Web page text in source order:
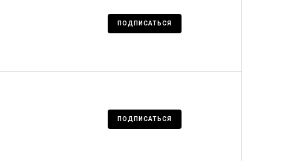
ПОДПИСАТЬСЯ
ПОДПИСАТЬСЯ